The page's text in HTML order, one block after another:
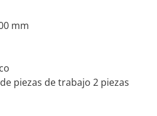
mm
piezas de trabajo 2 piezas